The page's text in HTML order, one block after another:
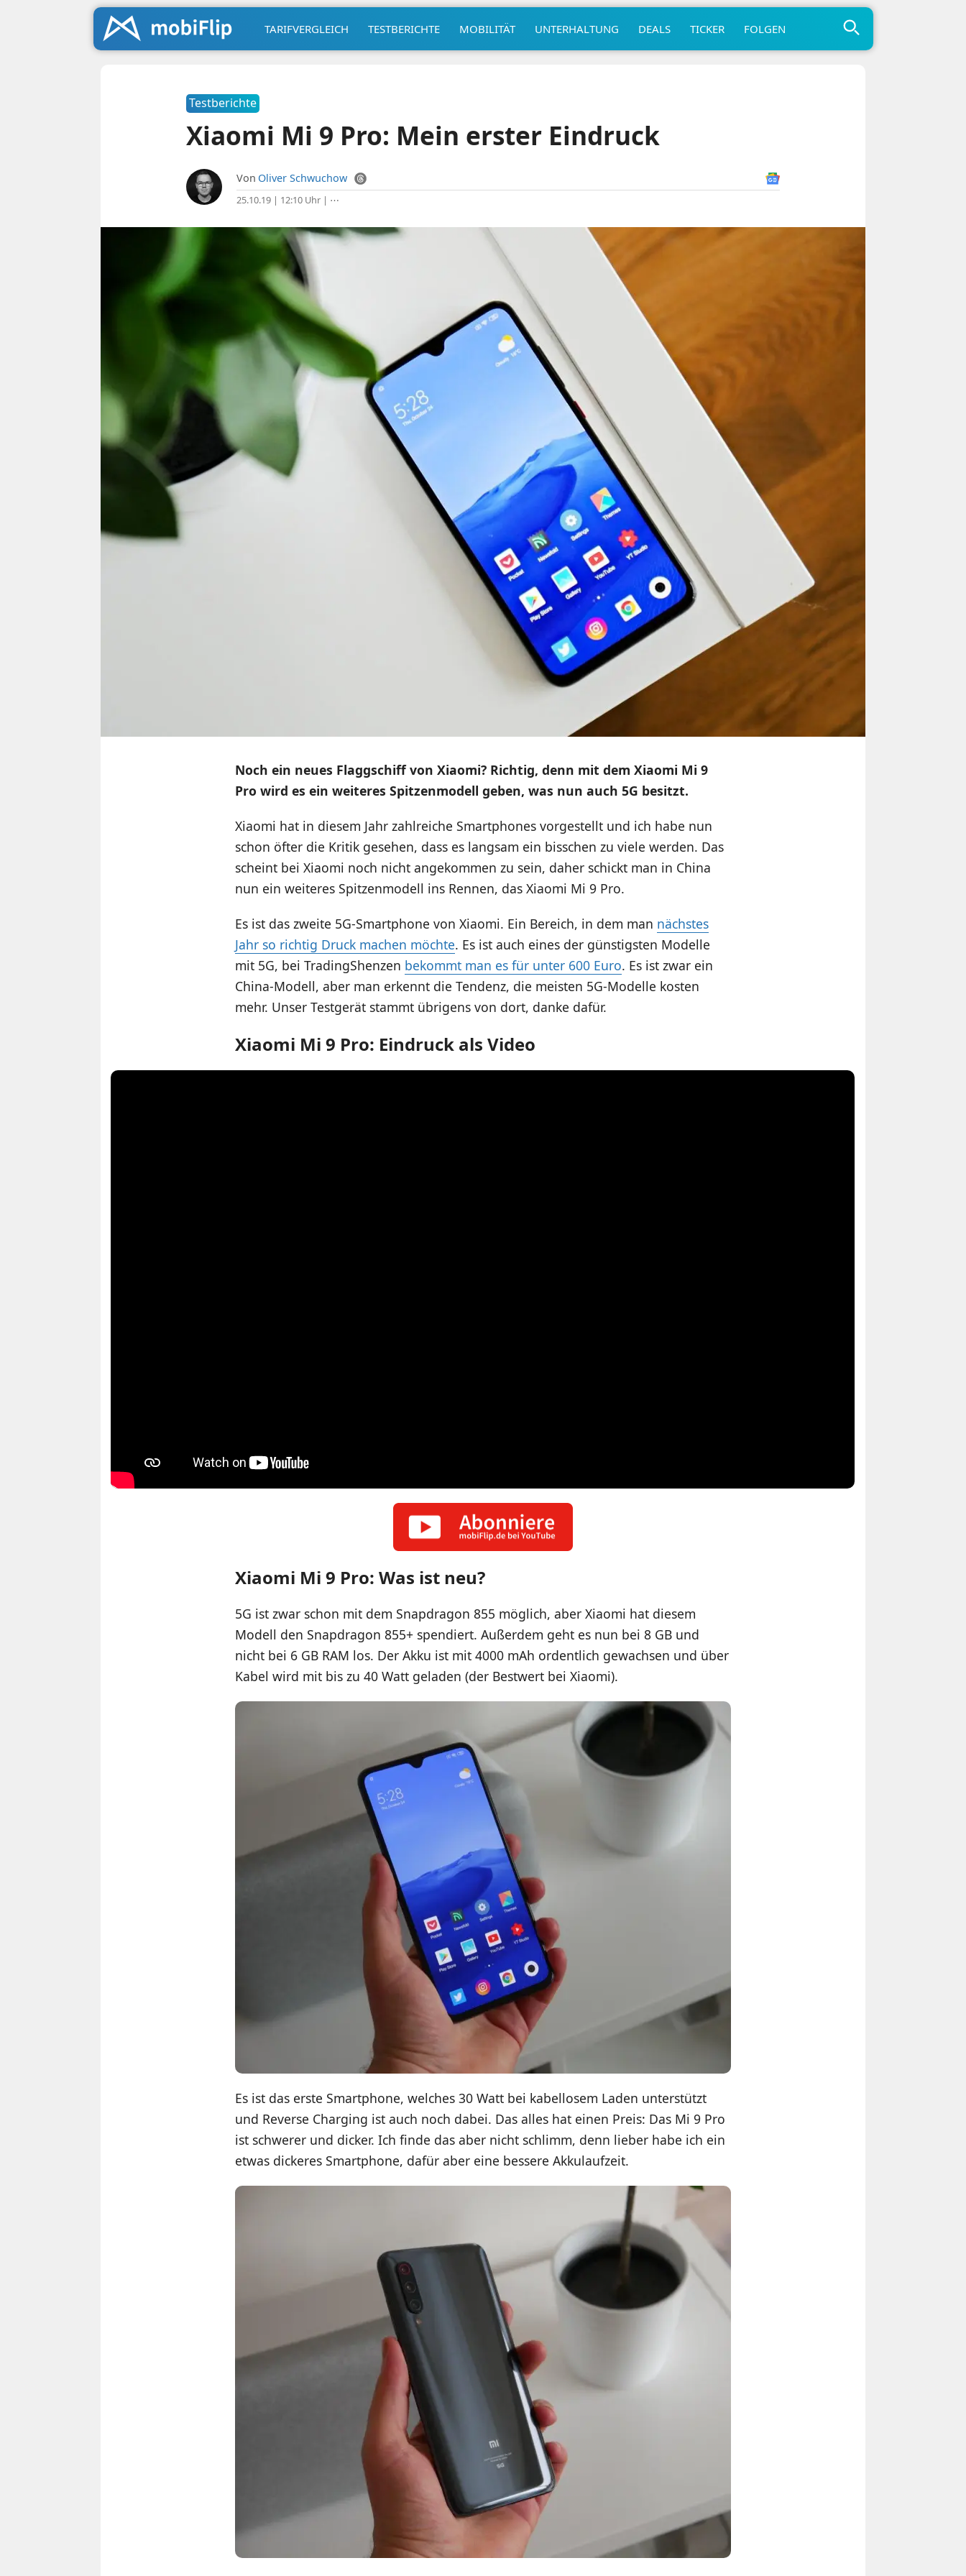
TARIFVERGLEICH TESTBERICHTE MOBILITÄT UNTERHALTUNG DEALS TICKER FOLGEN
Testberichte
Xiaomi Mi 9 Pro: Mein erster Eindruck
Von Oliver Schwuchow
25.10.19 | 12:10 Uhr| ⋯
Noch ein neues Flaggschiff von Xiaomi? Richtig, denn mit dem Xiaomi Mi 9
Pro wird es ein weiteres Spitzenmodell geben, was nun auch 5G besitzt.
Xiaomi hat in diesem Jahr zahlreiche Smartphones vorgestellt und ich habe nun
schon öfter die Kritik gesehen, dass es langsam ein bisschen zu viele werden. Das
scheint bei Xiaomi noch nicht angekommen zu sein, daher schickt man in China
nun ein weiteres Spitzenmodell ins Rennen, das Xiaomi Mi 9 Pro.
Es ist das zweite 5G-Smartphone von Xiaomi. Ein Bereich, in dem man nächstes
Jahr so richtig Druck machen möchte. Es ist auch eines der günstigsten Modelle
mit 5G, bei TradingShenzen bekommt man es für unter 600 Euro. Es ist zwar ein
China-Modell, aber man erkennt die Tendenz, die meisten 5G-Modelle kosten
mehr. Unser Testgerät stammt übrigens von dort, danke dafür.
Xiaomi Mi 9 Pro: Eindruck als Video
Xiaomi Mi 9 Pro: Was ist neu?
5G ist zwar schon mit dem Snapdragon 855 möglich, aber Xiaomi hat diesem
Modell den Snapdragon 855+ spendiert. Außerdem geht es nun bei 8 GB und
nicht bei 6 GB RAM los. Der Akku ist mit 4000 mAh ordentlich gewachsen und über
Kabel wird mit bis zu 40 Watt geladen (der Bestwert bei Xiaomi).
Es ist das erste Smartphone, welches 30 Watt bei kabellosem Laden unterstützt
und Reverse Charging ist auch noch dabei. Das alles hat einen Preis: Das Mi 9 Pro
ist schwerer und dicker. Ich finde das aber nicht schlimm, denn lieber habe ich ein
etwas dickeres Smartphone, dafür aber eine bessere Akkulaufzeit.